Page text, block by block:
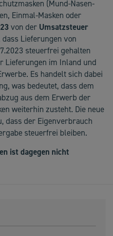
(Mund-Nasen-
Einmal-Masken oder
von der Umsatzsteuer
dass Lieferungen von
steuerfrei gehalten
Lieferungen im Inland und
Es handelt sich dabei
was bedeutet, dass dem
aus dem Erwerb der
weiterhin zusteht. Die neue
dass der Eigenverbrauch
steuerfrei bleiben.
ist dagegen nicht